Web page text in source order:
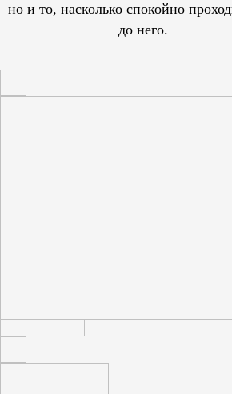
но и то, насколько спокойно
до него.